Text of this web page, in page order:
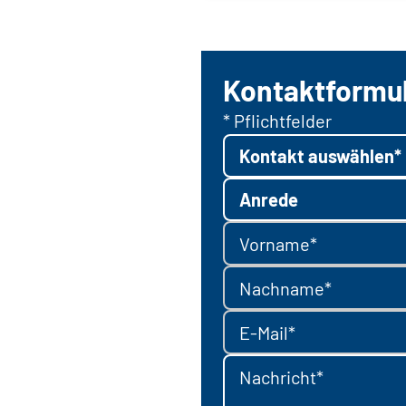
* Pflichtfelder
Kontakt auswählen*
Anrede
Vorname*
Nachname*
E-Mail*
Nachricht*